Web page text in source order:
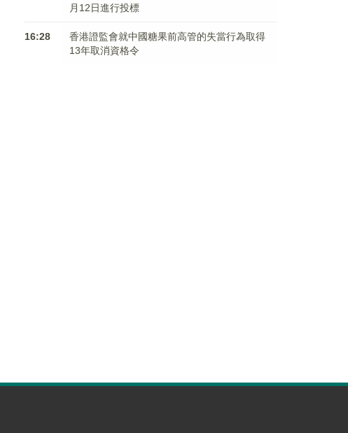
月12日進行投標
16:28
香港證監會就中國糖果前高管的失當行為取得
13年取消資格令